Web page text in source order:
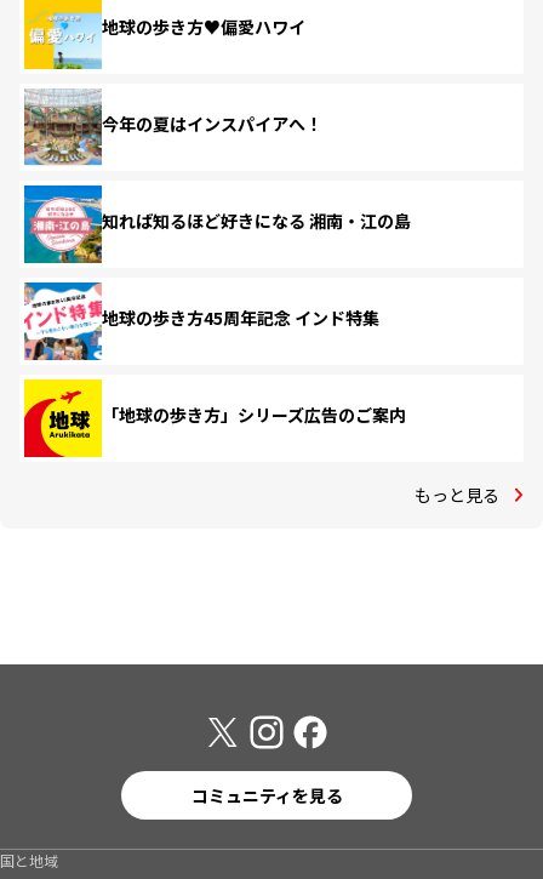
地球の歩き方♥偏愛ハワイ
今年の夏はインスパイアへ！
知れば知るほど好きになる 湘南・江の島
地球の歩き方45周年記念 インド特集
「地球の歩き方」シリーズ広告のご案内
もっと見る
コミュニティを見る
国と地域